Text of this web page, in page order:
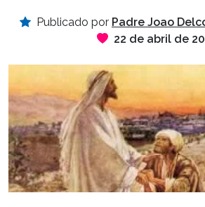
Publicado por Padre Joao
22 de abril de